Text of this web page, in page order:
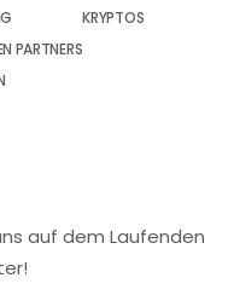
PARTNERS
KRYPTOS
auf dem Laufenden